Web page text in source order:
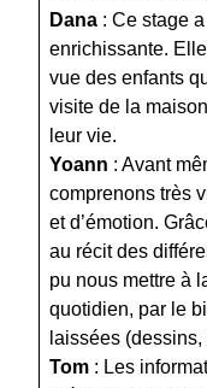
Dana: Ce stage a
enrichissante.
vue des enfants
visite de la
leur vie.
Yoann : Avant
comprenons très
et d’émotion.
au récit des
pu nous mettreà
quotidien, par le
laissées (dessins,
Tom: Les